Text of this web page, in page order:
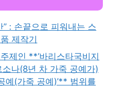
: 손끝으로 피워내는 스
제작기
제인 **’바리스타국비지
나(8년 차 가죽 공예가)
예(가죽 공예)’** 범위를